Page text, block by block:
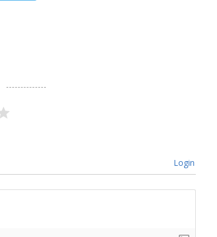
Login